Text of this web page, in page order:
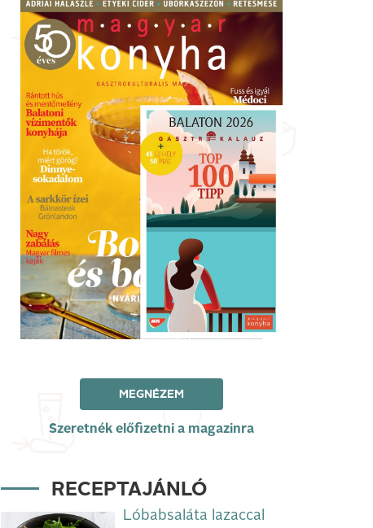
MEGNÉZEM
Szeretnék előfizetni a magazinra
RECEPTAJÁNLÓ
Lóbabsaláta lazaccal